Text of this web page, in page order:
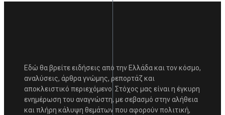
Εδώ θα βρείτε ειδήσεις από την Ελλάδα και τον κόσμο,
αναλύσεις, άρθρα γνώμης, ρεπορτάζ και
αποκλειστικό περιεχόμενο. Στόχος μας είναι η έγκυρη
ενημέρωση του αναγνώστη, με σεβασμό στην αλήθεια
και πλήρη κάλυψη θεμάτων που αφορούν πολιτική,